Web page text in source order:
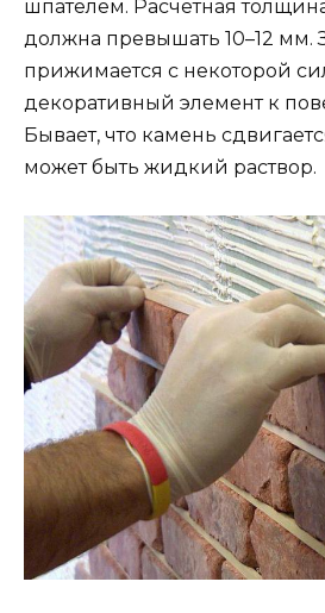
шпателем. Расчетная
должна превышать 10–12 мм.
прижимается с некоторой
декоративный элемент к
Бывает, что камень
может быть жидкий раствор.